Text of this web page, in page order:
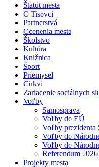
Štatút mesta
O Tisovci
Partnerstvá
Ocenenia mesta
Školstvo
Kultúra
Knižnica
Šport
Priemysel
Cirkvi
Zariadenie sociálnych
Voľby
Samospráva
Voľby do EÚ
Voľby prezidenta
Voľby do
Voľby do
Referendum 2026
Projekty mesta